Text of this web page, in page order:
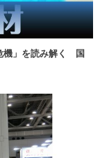
機」を読み解く 国